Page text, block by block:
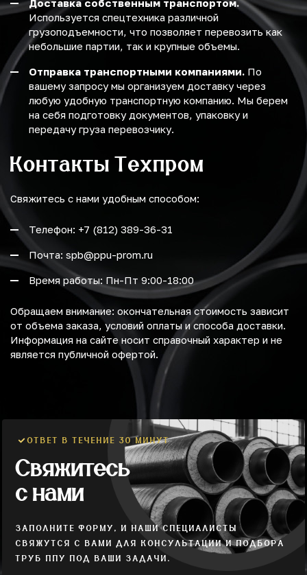
Доставка собственным транспортом.
Используется спецтехника различной
грузоподъемности, что позволяет перевозить как
небольшие партии, так и крупные объемы.
Отправка транспортными компаниями. По
вашему запросу мы организуем доставку через
любую удобную транспортную компанию. Мы берем
на себя подготовку документов, упаковку и
передачу груза перевозчику.
Контакты Техпром
Свяжитесь с нами удобным способом:
Телефон: +7 (812) 389-36-31
Почта: spb@ppu-prom.ru
Время работы: Пн-Пт 9:00-18:00
Обращаем внимание: окончательная стоимость зависит
от объема заказа, условий оплаты и способа доставки.
Информация на сайте носит справочный характер и не
является публичной офертой.
ОТВЕТ В ТЕЧЕНИЕ 30 МИНУТ
Свяжитесь
с нами
ЗАПОЛНИТЕ ФОРМУ, И НАШИ СПЕЦИАЛИСТЫ
СВЯЖУТСЯ С ВАМИ ДЛЯ КОНСУЛЬТАЦИИ И ПОДБОРА
ТРУБ ППУ ПОД ВАШИ ЗАДАЧИ.